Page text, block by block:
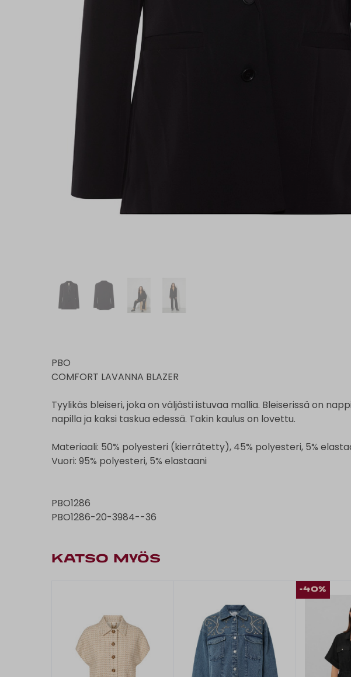
PBO
COMFORT LAVANNA BLAZER
Tyylikäs bleiseri, joka on väljästi istuvaa mallia. Bleiserissä on
napilla ja kaksi taskua edessä. Takin kaulus on lovettu.
Materiaali: 50% polyesteri (kierrätetty), 45% polyesteri, 5%
Vuori: 95% polyesteri, 5% elastaani
PBO1286
PBO1286-20-3984--36
KATSO MYÖS
-40%